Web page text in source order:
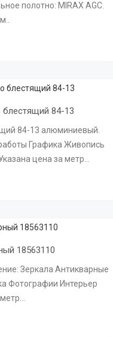
полотно: MIRAX AGC.
84-13
84-13 алюминиевый.
Графика Живопись
цена за метр...
18563110
Зеркала Антикварные
Фотографии Интерьер